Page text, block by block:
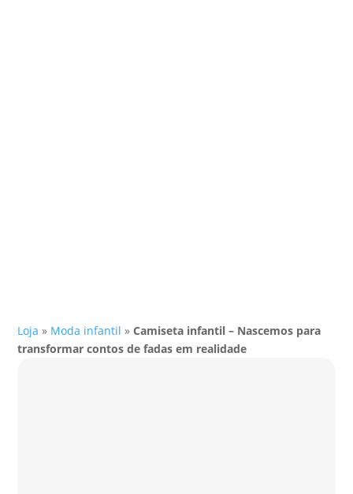
Loja » Moda infantil »Camiseta infantil – Nascemos para
transformar contos de fadas em realidade